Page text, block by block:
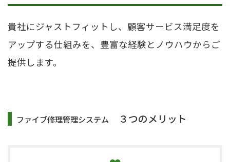
貴社にジャストフィットし、顧客サービス満足度を
アップする仕組みを、豊富な経験とノウハウからご
提供します。
ファイブ修理管理システム ３つのメリット